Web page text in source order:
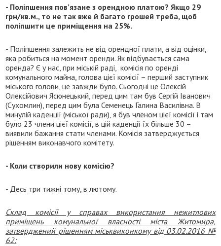
- Поліпшення пов’язане з орендною платою? Якщо 29
грн/кв.м., то не так вже й багато грошей треба, щоб
поліпшити це приміщення на 25%.
- Поліпшення залежить не від орендної плати, а від оцінки,
яка робиться на момент оренди. Як відбувається сама
оренда? Є у нас, при міській раді, комісія по оренді
комунального майна, голова цієї комісії – перший заступник
міського голови, це завжди було. Сьогодні це Олексій
Олексійович Ясюнецький, перед цим там був Сергій Іванович
(Сухомлин), перед цим була Семенець Галина Василівна. В
минулій каденції (міської ради), я був членом цієї комісії і там
було 23 члени цієї комісії, в цій каденції їх більше 30 –
виявили бажання стати членами. Комісія затверджується
рішенням виконавчого комітету.
- Коли створили нову комісію?
- Десь три тижні тому, в лютому.
Склад комісії у справах використання нежитлових
приміщень комунальної власності міста Житомира,
затверджений рішенням міськвиконкому від 03.02.2016 №
62: